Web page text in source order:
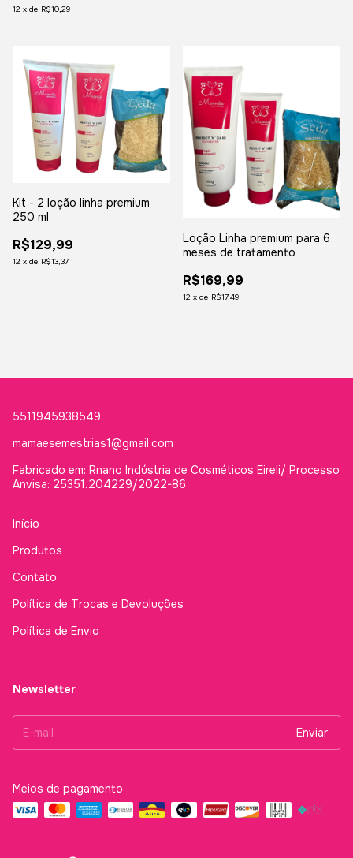
12 x de R$10,29
Kit - 2 loção linha premium
250 ml
R$129,99
12 x de R$13,37
Loção Linha premium para 6
meses de tratamento
R$169,99
12 x de R$17,49
5511945938549
mamaesemestrias1@gmail.com
Fabricado em: Rnano Indústria de Cosméticos Eireli/ Processo
Anvisa: 25351.204229/2022-86
Início
Produtos
Contato
Política de Trocas e Devoluções
Política de Envio
Newsletter
Meios de pagamento